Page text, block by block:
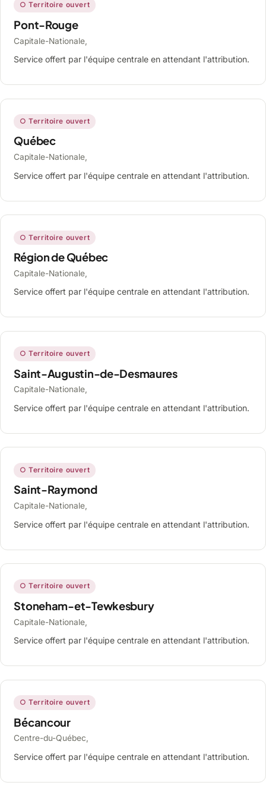
○ Territoire ouvert
Pont-Rouge
Capitale-Nationale,
Service offert par l'équipe centrale en attendant l'attribution.
○ Territoire ouvert
Québec
Capitale-Nationale,
Service offert par l'équipe centrale en attendant l'attribution.
○ Territoire ouvert
Région de Québec
Capitale-Nationale,
Service offert par l'équipe centrale en attendant l'attribution.
○ Territoire ouvert
Saint-Augustin-de-Desmaures
Capitale-Nationale,
Service offert par l'équipe centrale en attendant l'attribution.
○ Territoire ouvert
Saint-Raymond
Capitale-Nationale,
Service offert par l'équipe centrale en attendant l'attribution.
○ Territoire ouvert
Stoneham-et-Tewkesbury
Capitale-Nationale,
Service offert par l'équipe centrale en attendant l'attribution.
○ Territoire ouvert
Bécancour
Centre-du-Québec,
Service offert par l'équipe centrale en attendant l'attribution.